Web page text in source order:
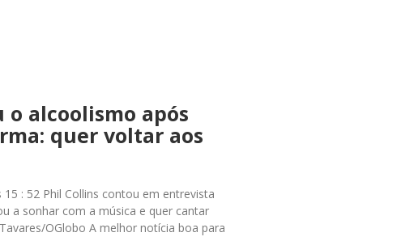
o alcoolismo após
quer voltar aos
: 52 Phil Collins contou em entrevista
a sonhar com a música e quer cantar
OGlobo A melhor notícia boa para